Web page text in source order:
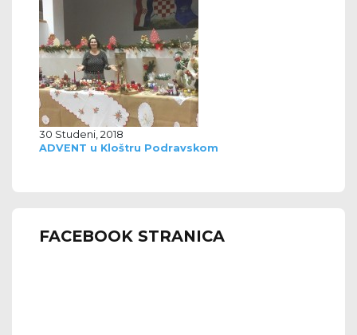
30 Studeni, 2018
ADVENT u Kloštru Podravskom
FACEBOOK STRANICA